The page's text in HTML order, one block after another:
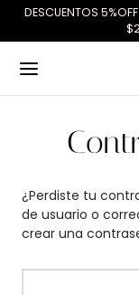
DESCUENTOS
¿Perdiste tu
de usuario o
crear una